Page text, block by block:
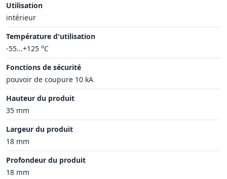
Utilisation
intérieur
Température d'utilisation
-55...+125 °C
Fonctions de sécurité
pouvoir de coupure 10 kA
Hauteur du produit
35 mm
Largeur du produit
18 mm
Profondeur du produit
18 mm